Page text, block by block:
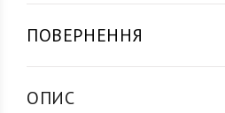
ПОВЕРНЕННЯ
ОПИС